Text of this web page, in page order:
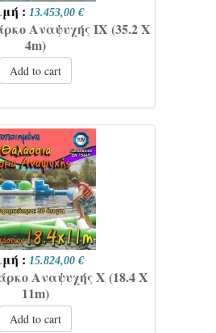
: 13.453,00 €
Αναψυχής IX (35.2 Χ
4m)
Add to cart
: 15.824,00 €
Αναψυχής X (18.4 Χ
11m)
Add to cart